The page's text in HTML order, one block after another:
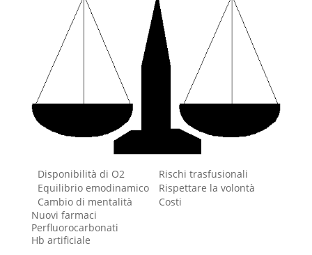
Disponibilità di O2
Rischi trasfusionali
Equilibrio emodinamico
Rispettare la volontà
Cambio di mentalità
Costi
Nuovi farmaci
Perfluorocarbonati
Hb artificiale